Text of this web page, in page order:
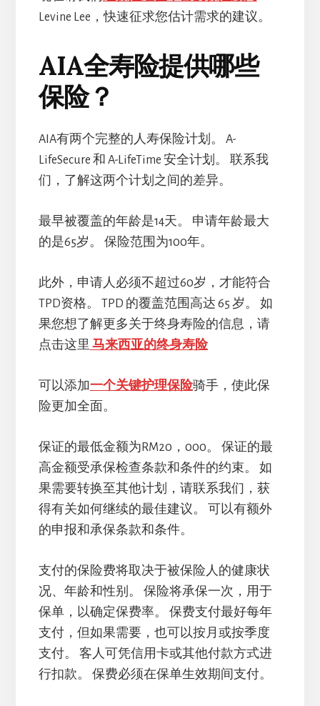
Levine Lee，快速征求您估计需求的建议。
AIA全寿险提供哪些
保险？
AIA有两个完整的人寿保险计划。 A-
LifeSecure 和 A-LifeTime 安全计划。 联系我
们，了解这两个计划之间的差异。
最早被覆盖的年龄是14天。 申请年龄最大
的是65岁。 保险范围为100年。
此外，申请人必须不超过60岁，才能符合
TPD资格。 TPD 的覆盖范围高达 65 岁。 如
果您想了解更多关于终身寿险的信息，请
点击这里 马来西亚的终身寿险
可以添加一个关键护理保险骑手，使此保
险更加全面。
保证的最低金额为RM20，000。 保证的最
高金额受承保检查条款和条件的约束。 如
果需要转换至其他计划，请联系我们，获
得有关如何继续的最佳建议。 可以有额外
的申报和承保条款和条件。
支付的保险费将取决于被保险人的健康状
况、年龄和性别。 保险将承保一次，用于
保单，以确定保费率。 保费支付最好每年
支付，但如果需要，也可以按月或按季度
支付。 客人可凭信用卡或其他付款方式进
行扣款。 保费必须在保单生效期间支付。